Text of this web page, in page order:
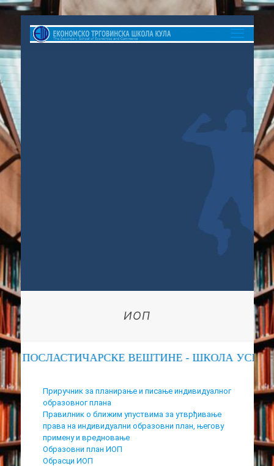
ИОП
ПОСЛАСТИЧАРСКЕ ВЕШТИНЕ - ШКОЛА
Приручник за планирање и писање индивидуалног
образовног плана
Правилник о ближим упуствима за утврђивање
права на индивидуални образовни план, његову
примену и вредновање
Образовни план ИОП
Обрасци ИОП